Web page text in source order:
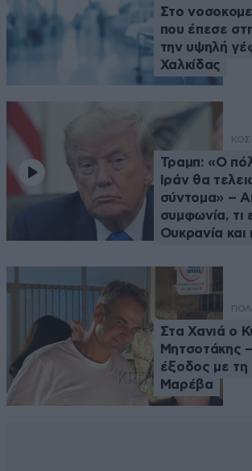
Στο
που έπεσε
την υψηλή
Χαλκίδας
Τραμπ: «Ο
Ιράν θα
σύντομα» –
συμφωνία, τι
Ουκρανία και
Στα Χανιά ο
Μητσοτάκης
έξοδος με τη
Μαρέβα